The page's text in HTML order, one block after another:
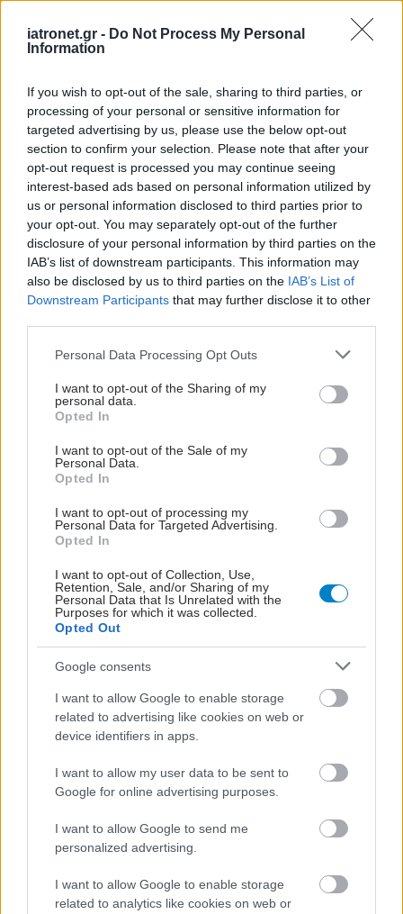
iatronet.gr - Do Not Process My Personal
Information
If you wish to opt-out of the sale, sharing to third parties, or
processing of your personal or sensitive information for
targeted advertising by us, please use the below opt-out
section to confirm your selection. Please note that after your
opt-out request is processed you may continue seeing
interest-based ads based on personal information utilized by
us or personal information disclosed to third parties prior to
your opt-out. You may separately opt-out of the further
disclosure of your personal information by third parties on the
IAB’s list of downstream participants. This information may
also be disclosed by us to third parties on the IAB’s List of
Downstream Participants that may further disclose it to other
Please note that this website/app uses one or more Google
not limited to your visit or usage behaviour. You may click to
grant or deny consent to Google and its third-party tags to
use your data for below specified purposes in below Google
consent section.
Personal Data Processing Opt Outs
I want to opt-out of the Sharing of my
personal data.
Opted In
I want to opt-out of the Sale of my
Personal Data.
Opted In
I want to opt-out of processing my
Personal Data for Targeted Advertising.
Opted In
I want to opt-out of Collection, Use,
Retention, Sale, and/or Sharing of my
Personal Data that Is Unrelated with the
Purposes for which it was collected.
Opted Out
Google consents
I want to allow Google to enable storage
related to advertising like cookies on web or
device identifiers in apps.
I want to allow my user data to be sent to
Google for online advertising purposes.
I want to allow Google to send me
personalized advertising.
I want to allow Google to enable storage
related to analytics like cookies on web or